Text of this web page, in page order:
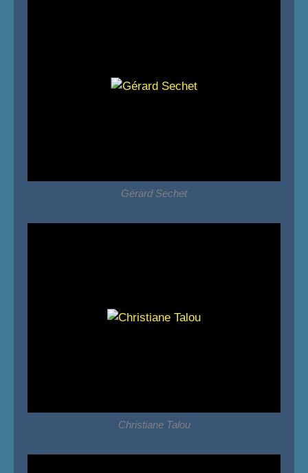
Gérard Sechet
Christiane Talou